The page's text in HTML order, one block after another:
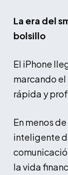
La era del
bolsillo
El iPhone
marcando
rápida y
En menos
inteligente
la vida